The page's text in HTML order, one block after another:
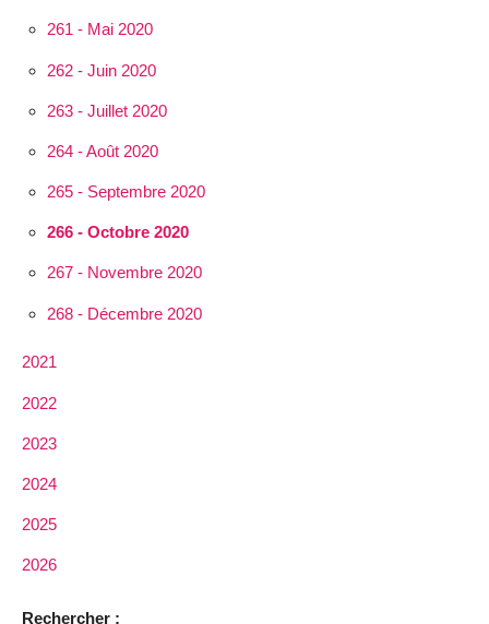
261 - Mai 2020
262 - Juin 2020
263 - Juillet 2020
264 - Août 2020
265 - Septembre 2020
266 - Octobre 2020
267 - Novembre 2020
268 - Décembre 2020
2021
2022
2023
2024
2025
2026
Rechercher :